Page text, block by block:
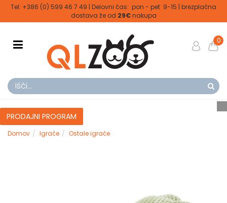
Tel: +386 (0) 599 46 7 49 | Delovni čas: pon - pet 9-15 | brezplačna
dostava že od 29€nakupa
0
PRODAJNI PROGRAM
Domov Igrače Ostale igrače